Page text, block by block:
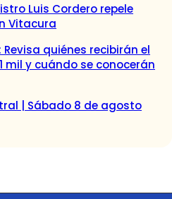
Luis Cordero repele
Vitacura
Revisa quiénes recibirán el
mil y cuándo se conocerán
| Sábado 8 de agosto